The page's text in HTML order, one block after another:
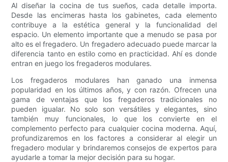
Al diseñar la cocina de tus sueños, cada detalle importa.
Desde las encimeras hasta los gabinetes, cada elemento
contribuye a la estética general y la funcionalidad del
espacio. Un elemento importante que a menudo se pasa por
alto es el fregadero. Un fregadero adecuado puede marcar la
diferencia tanto en estilo como en practicidad. Ahí es donde
entran en juego los fregaderos modulares.
Los fregaderos modulares han ganado una inmensa
popularidad en los últimos años, y con razón. Ofrecen una
gama de ventajas que los fregaderos tradicionales no
pueden igualar. No solo son versátiles y elegantes, sino
también muy funcionales, lo que los convierte en el
complemento perfecto para cualquier cocina moderna. Aquí,
profundizaremos en los factores a considerar al elegir un
fregadero modular y brindaremos consejos de expertos para
ayudarle a tomar la mejor decisión para su hogar.